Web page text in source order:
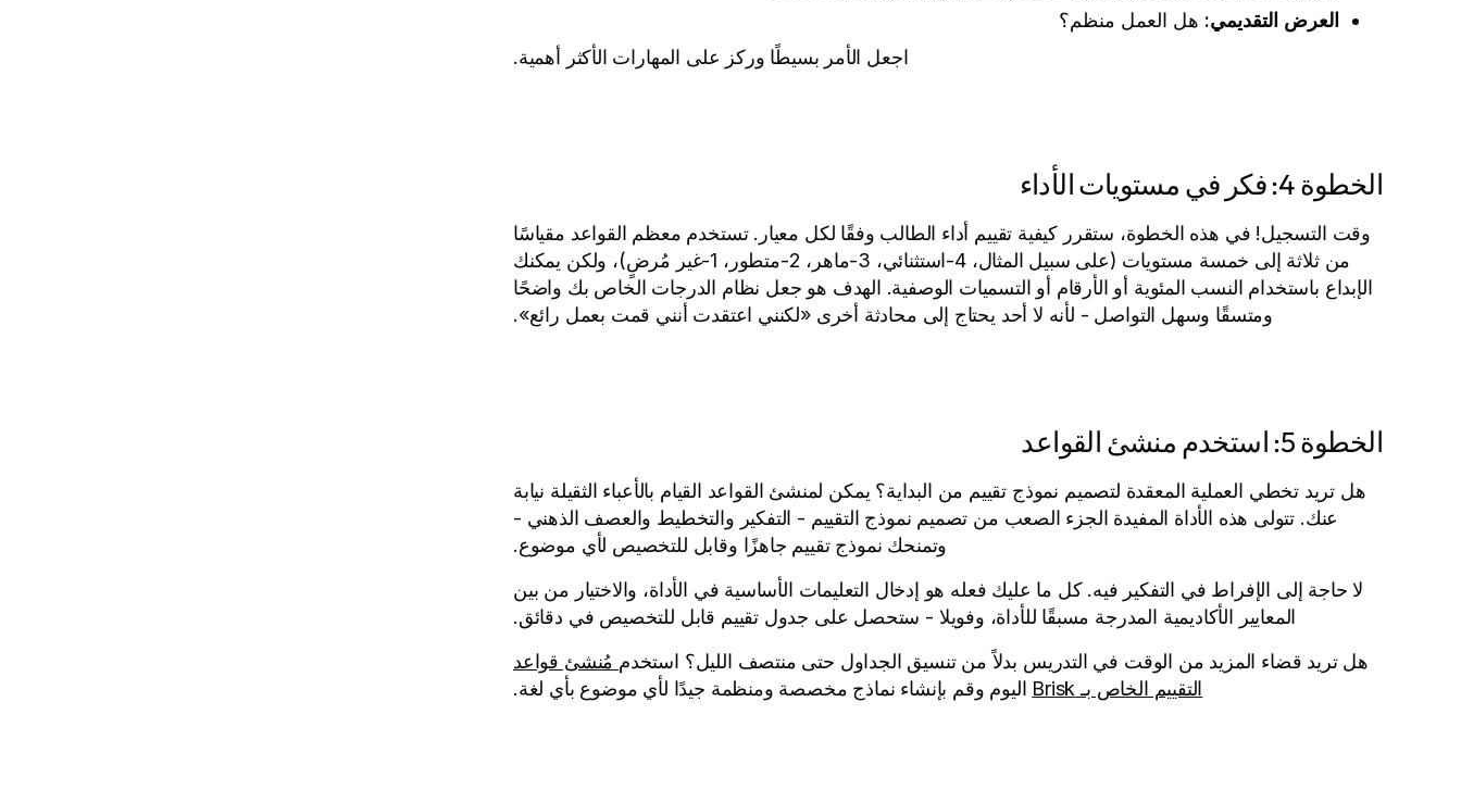
العرض التقديمي: هل العمل منظم؟
اجعل الأمر بسيطًا وركز على المهارات الأكثر أهمية.
الخطوة 4: فكر في مستويات الأداء
وقت التسجيل! في هذه الخطوة، ستقرر كيفية تقييم أداء الطالب وفقًا لكل معيار. تستخدم معظم القواعد مقياسًا
من ثلاثة إلى خمسة مستويات (على سبيل المثال، 4-استثنائي، 3-ماهر، 2-متطور، 1-غير مُرضٍ)، ولكن يمكنك
الإبداع باستخدام النسب المئوية أو الأرقام أو التسميات الوصفية. الهدف هو جعل نظام الدرجات الخاص بك واضحًا
ومتسقًا وسهل التواصل - لأنه لا أحد يحتاج إلى محادثة أخرى «لكنني اعتقدت أنني قمت بعمل رائع».
الخطوة 5: استخدم منشئ القواعد
هل تريد تخطي العملية المعقدة لتصميم نموذج تقييم من البداية؟ يمكن لمنشئ القواعد القيام بالأعباء الثقيلة نيابة
عنك. تتولى هذه الأداة المفيدة الجزء الصعب من تصميم نموذج التقييم - التفكير والتخطيط والعصف الذهني -
وتمنحك نموذج تقييم جاهزًا وقابل للتخصيص لأي موضوع.
لا حاجة إلى الإفراط في التفكير فيه. كل ما عليك فعله هو إدخال التعليمات الأساسية في الأداة، والاختيار من بين
المعايير الأكاديمية المدرجة مسبقًا للأداة، وفويلا - ستحصل على جدول تقييم قابل للتخصيص في دقائق.
هل تريد قضاء المزيد من الوقت في التدريس بدلاً من تنسيق الجداول حتى منتصف الليل؟ استخدم مُنشئ قواعد
التقييم الخاص بـ Brisk
اليوم وقم بإنشاء نماذج مخصصة ومنظمة جيدًا لأي موضوع بأي لغة.